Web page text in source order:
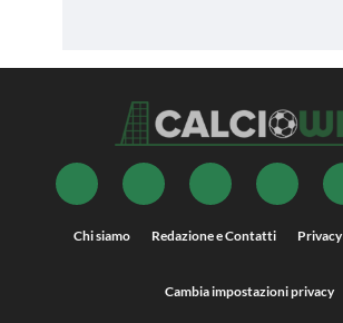
Chi siamo Redazione e Contatti Privacy
Cambia impostazioni privacy